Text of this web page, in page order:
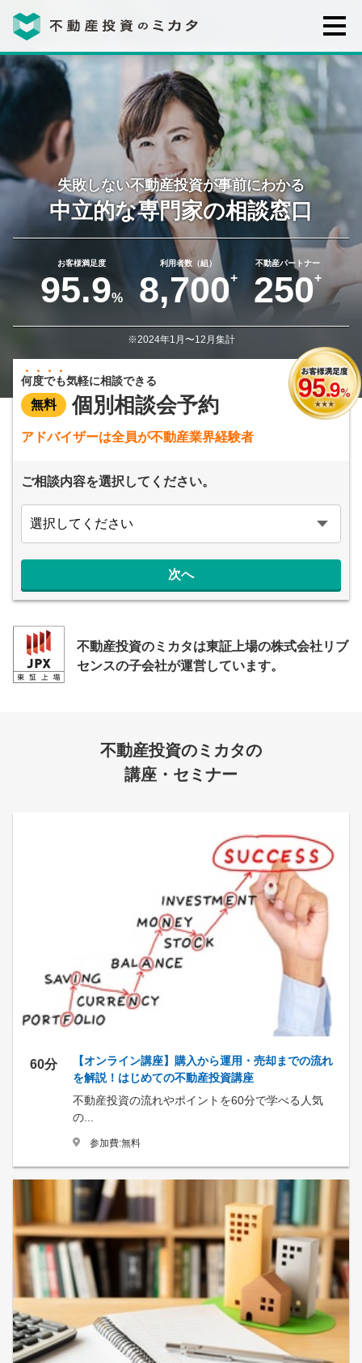
不動産投資のミカタとは
講座・セミナー
不動産投資会社の評判・口コミ
お客様の声
営業時間：10:00〜19:00(土日祝も営業中) 定休日：水
電話する
失敗しない不動産投資が事前にわかる
中立的な専門家の相談窓口
お客様満足度
95.9%
利用者数（組）
8,700+
不動産パートナー
250+
※2024年1月〜12月集計
何度でも気軽に相談できる
無料 個別相談会予約
アドバイザーは全員が不動産業界経験者
ご相談内容を選択してください。
次へ
不動産投資のミカタは東証上場の株式会社リブ
センスの子会社が運営しています。
不動産投資のミカタの
講座・セミナー
60分
【オンライン講座】購入から運用・売却までの流れ
を解説！はじめての不動産投資講座
不動産投資の流れやポイントを60分で学べる人気
の...
参加費:無料